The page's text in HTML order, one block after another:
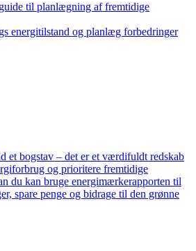
til planlægning af fremtidige
energitilstand og planlæg forbedringer
et bogstav – det er et værdifuldt redskab
og prioritere fremtidige
du kan bruge energimærkerapporten til
spare penge og bidrage til den grønne